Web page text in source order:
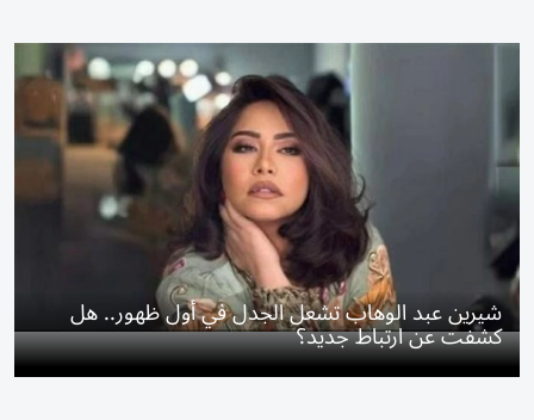
شيرين عبد الوهاب تشعل الجدل في أول ظهور.. هل
كشفت عن ارتباط جديد؟